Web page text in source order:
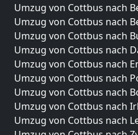
Umzug von Cottbus nach
Umzug von Cottbus nach
Umzug von Cottbus nach
Umzug von Cottbus nach
Umzug von Cottbus nach
Umzug von Cottbus nach
Umzug von Cottbus nach
Umzug von Cottbus nach
Umzug von Cottbus nach